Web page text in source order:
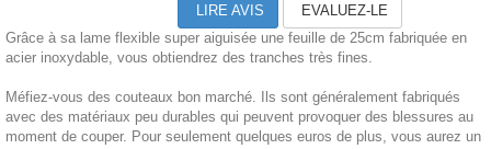
LIRE AVIS
EVALUEZ-LE
Grâce à sa lame flexible super aiguisée une feuille de 25cm fabriquée en
acier inoxydable, vous obtiendrez des tranches très fines.
Méfiez-vous des couteaux bon marché. Ils sont généralement fabriqués
avec des matériaux peu durables qui peuvent provoquer des blessures au
moment de couper. Pour seulement quelques euros de plus, vous aurez un